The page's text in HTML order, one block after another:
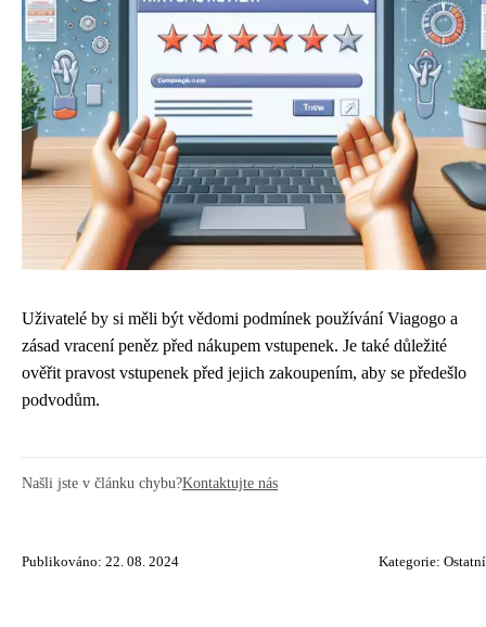
Uživatelé by si měli být vědomi podmínek používání Viagogo a
zásad vracení peněz před nákupem vstupenek. Je také důležité
ověřit pravost vstupenek před jejich zakoupením, aby se předešlo
podvodům.
Našli jste v článku chybu?Kontaktujte nás
Publikováno: 22. 08. 2024 Kategorie: Ostatní